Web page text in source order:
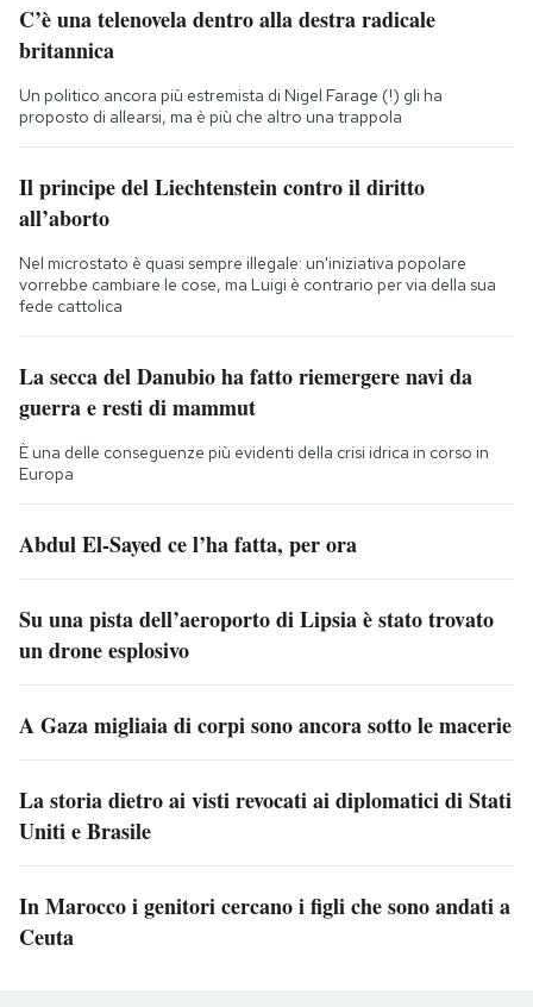
C’è una telenovela dentro alla destra radicale
britannica
Un politico ancora più estremista di Nigel Farage (!) gli ha
proposto di allearsi, ma è più che altro una trappola
Il principe del Liechtenstein contro il diritto
all’aborto
Nel microstato è quasi sempre illegale: un'iniziativa popolare
vorrebbe cambiare le cose, ma Luigi è contrario per via della sua
fede cattolica
La secca del Danubio ha fatto riemergere navi da
guerra e resti di mammut
È una delle conseguenze più evidenti della crisi idrica in corso in
Europa
Abdul El-Sayed ce l’ha fatta, per ora
Su una pista dell’aeroporto di Lipsia è stato trovato
un drone esplosivo
A Gaza migliaia di corpi sono ancora sotto le macerie
La storia dietro ai visti revocati ai diplomatici di Stati
Uniti e Brasile
In Marocco i genitori cercano i figli che sono andati a
Ceuta